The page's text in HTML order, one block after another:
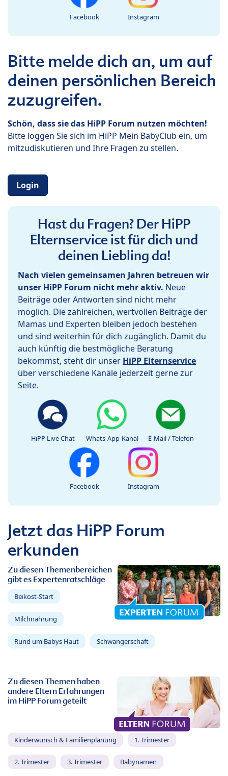
Facebook Instagram
Bitte melde dich an, um auf
deinen persönlichen Bereich
zuzugreifen.
Schön, dass sie das HiPP Forum nutzen möchten!
Bitte loggen Sie sich im HiPP Mein BabyClub ein, um
mitzudiskutieren und Ihre Fragen zu stellen.
Login
Hast du Fragen? Der HiPP
Elternservice ist für dich und
deinen Liebling da!
Nach vielen gemeinsamen Jahren betreuen wir
unser HiPP Forum nicht mehr aktiv. Neue
Beiträge oder Antworten sind nicht mehr
möglich. Die zahlreichen, wertvollen Beiträge der
Mamas und Experten bleiben jedoch bestehen
und sind weiterhin für dich zugänglich. Damit du
auch künftig die bestmögliche Beratung
bekommst, steht dir unser HiPP Elternservice
über verschiedene Kanäle jederzeit gerne zur
Seite.
HiPP Live Chat Whats-App-Kanal E-Mail / Telefon
Facebook Instagram
Jetzt das HiPP Forum
erkunden
Zu diesen Themenbereichen
gibt es Expertenratschläge
Beikost-Start
Milchnahrung
Rund um Babys Haut Schwangerschaft
Zu diesen Themen haben
andere Eltern Erfahrungen
im HiPP Forum geteilt
Kinderwunsch & Familienplanung 1. Trimester
2. Trimester 3. Trimester Babynamen